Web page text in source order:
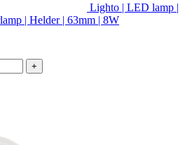
Lighto | LED lamp |
| Helder | 63mm | 8W
+